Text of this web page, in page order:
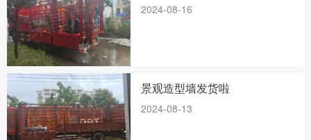
2024-08-16
景观造型墙发货啦
2024-08-13